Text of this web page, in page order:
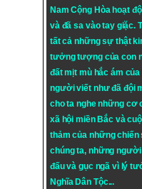
Nam Cộng Hòa hoạt
và đã sa vào tay giặc.
tất cả những sự thật
tưởng tượng của con
đất mịt mù hắc ám
người viết như đã đội
cho ta nghe những cơ
xã hội miền Bắc và
thảm của những chiến
chúng ta, những
đấu và gục ngã vì lý
Nghĩa Dân Tộc...